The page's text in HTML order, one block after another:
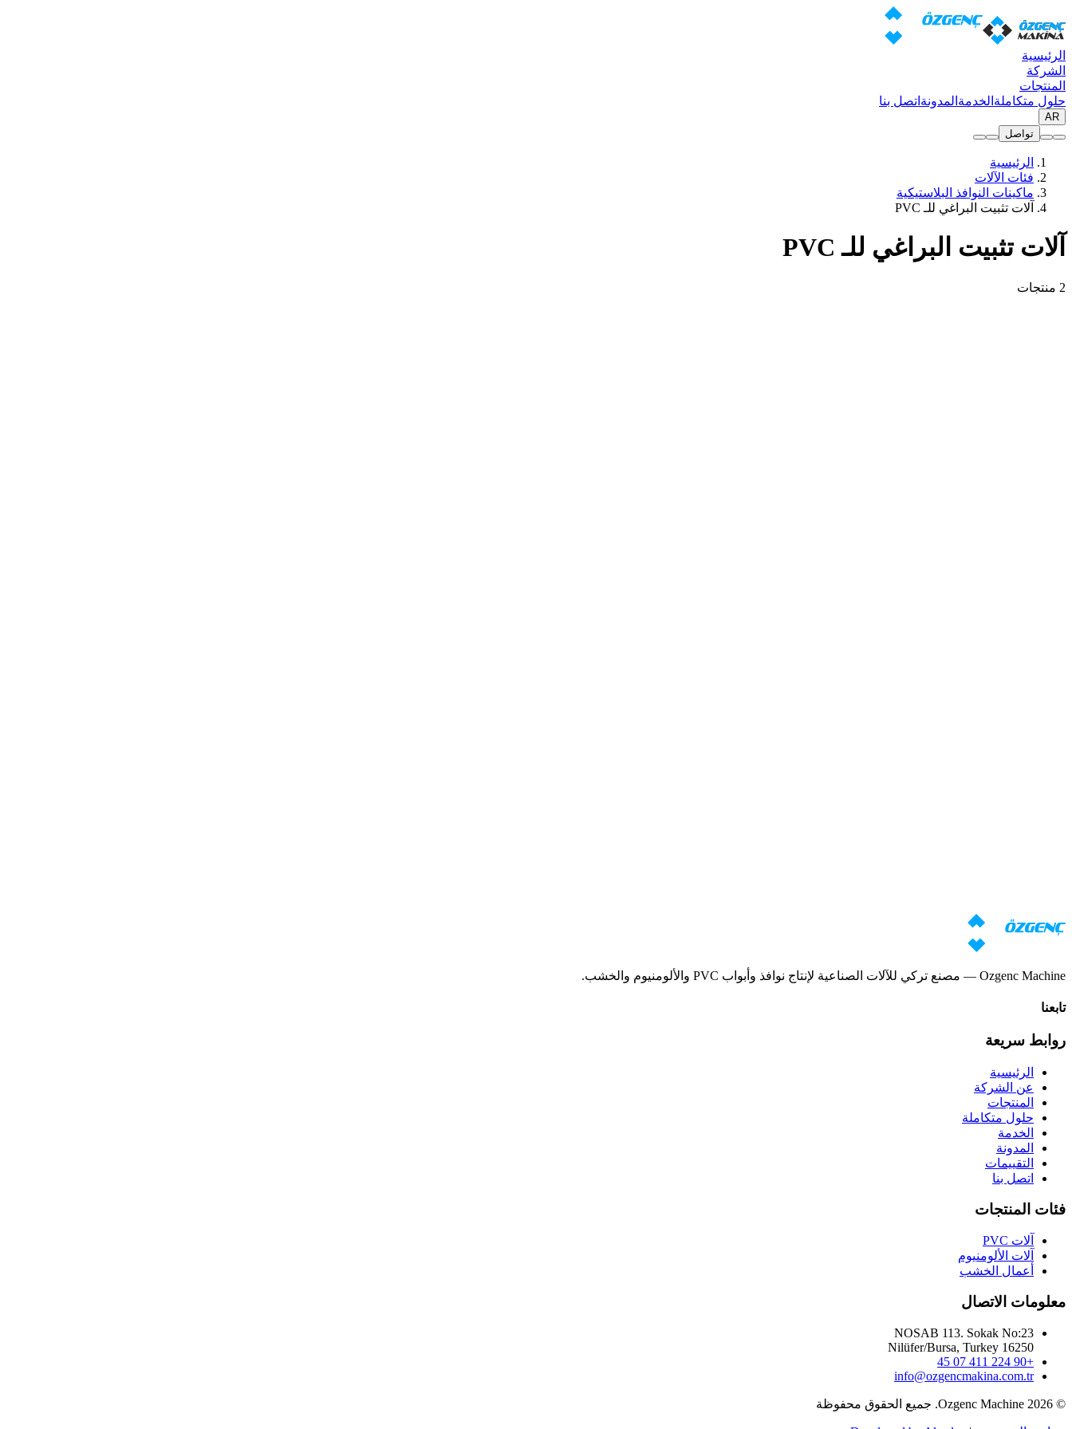
الرئيسية
الشركة
المنتجات
حلول متكاملة الخدمة المدونة اتصل بنا
AR
تواصل
الرئيسية
فئات الآلات
ماكينات النوافذ البلاستيكية
آلات تثبيت البراغي للـ PVC
آلات تثبيت البراغي للـ PVC
2 منتجات
طلب السعر تحميل الكتالوج
Ozgenc Machine — مصنع تركي للآلات الصناعية لإنتاج نوافذ وأبواب PVC والألومنيوم والخشب.
تابعنا
روابط سريعة
الرئيسية
عن الشركة
المنتجات
حلول متكاملة
الخدمة
المدونة
التقييمات
اتصل بنا
فئات المنتجات
آلات PVC
آلات الألومنيوم
أعمال الخشب
معلومات الاتصال
NOSAB 113. Sokak No:23
Nilüfer/Bursa, Turkey 16250
+90 224 411 07 45
info@ozgencmakina.com.tr
© 2026 Ozgenc Machine. جميع الحقوق محفوظة